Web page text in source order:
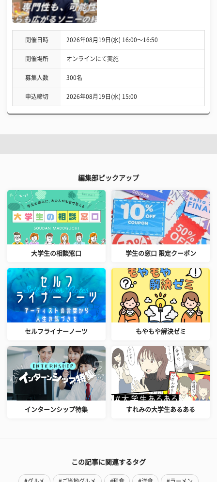
開催日時 2026年08月19日(水) 16:00〜16:50
開催場所 オンラインにて実施
募集人数 300名
申込締切 2026年08月19日(水) 15:00
編集部ピックアップ
大学生の相談窓口 学生の窓口 限定クーポン
セルフライナーノーツ もやもや解決ゼミ
インターンシップ特集 すれみの大学生あるある
この記事に関連するタグ